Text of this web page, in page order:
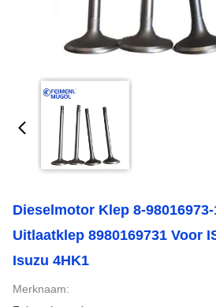
Dieselmotor Klep 8-
Uitlaatklep 8980169731 Voor
Isuzu 4HK1
Merknaam: